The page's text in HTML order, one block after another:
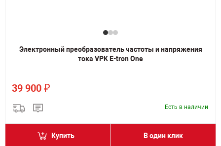
Электронный преобразователь частоты и напряжения
тока VPK E-tron One
39 900 ₽
Есть в наличии
Купить В один клик